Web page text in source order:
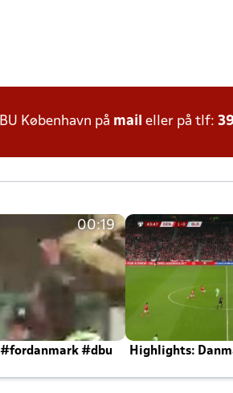
København på mail eller på tlf:
00:19
#fordanmark #dbu
Highlights: